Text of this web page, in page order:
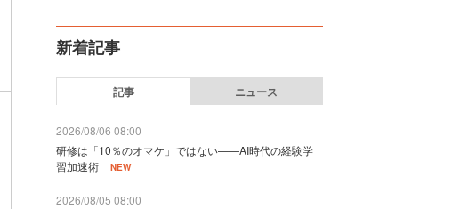
新着記事
記事 ニュース
2026/08/06 08:00
研修は「10％のオマケ」ではない——AI時代の経験学
習加速術
NEW
2026/08/05 08:00